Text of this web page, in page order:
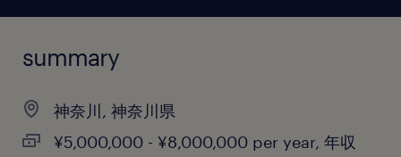
summary
神奈川, 神奈川県
¥5,000,000 - ¥8,000,000 per year, 年収